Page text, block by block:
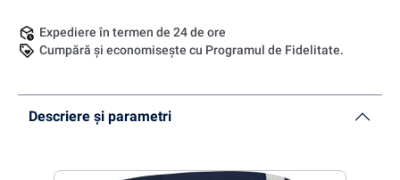
Expediere în termen de 24 de ore
Cumpără și economisește cu Programul de Fidelitate.
Descriere și parametri